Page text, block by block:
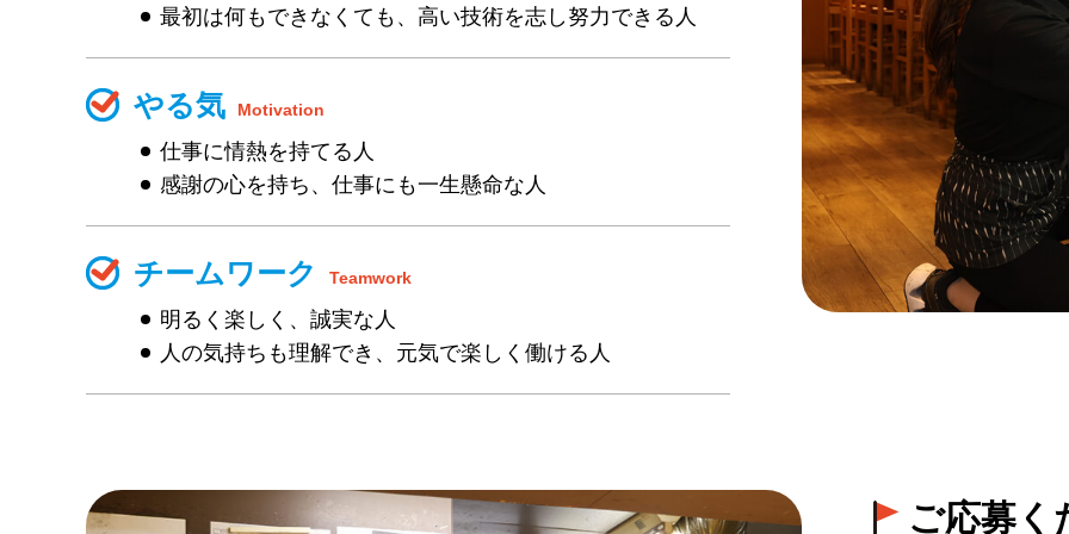
最初は何もできなくても、高い技術を志し努力できる人
やる気 Motivation
仕事に情熱を持てる人
感謝の心を持ち、仕事にも一生懸命な人
チームワーク Teamwork
明るく楽しく、誠実な人
人の気持ちも理解でき、元気で楽しく働ける人
ご応募く